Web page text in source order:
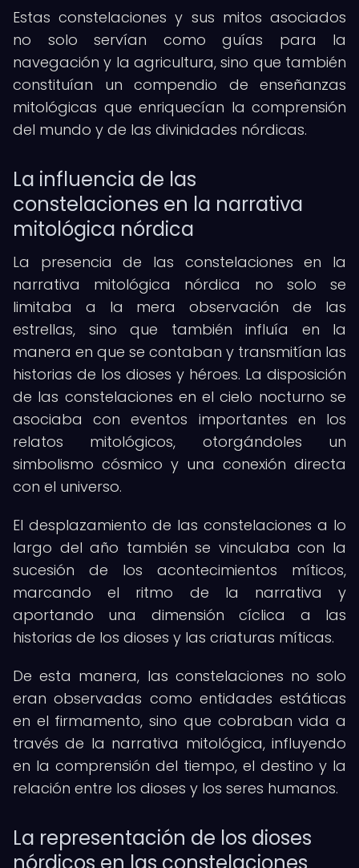
Estas constelaciones y sus mitos asociados
no solo servían como guías para la
navegación y la agricultura, sino que también
constituían un compendio de enseñanzas
mitológicas que enriquecían la comprensión
del mundo y de las divinidades nórdicas.
La influencia de las
constelaciones en la narrativa
mitológica nórdica
La presencia de las constelaciones en la
narrativa mitológica nórdica no solo se
limitaba a la mera observación de las
estrellas, sino que también influía en la
manera en que se contaban y transmitían las
historias de los dioses y héroes. La disposición
de las constelaciones en el cielo nocturno se
asociaba con eventos importantes en los
relatos mitológicos, otorgándoles un
simbolismo cósmico y una conexión directa
con el universo.
El desplazamiento de las constelaciones a lo
largo del año también se vinculaba con la
sucesión de los acontecimientos míticos,
marcando el ritmo de la narrativa y
aportando una dimensión cíclica a las
historias de los dioses y las criaturas míticas.
De esta manera, las constelaciones no solo
eran observadas como entidades estáticas
en el firmamento, sino que cobraban vida a
través de la narrativa mitológica, influyendo
en la comprensión del tiempo, el destino y la
relación entre los dioses y los seres humanos.
La representación de los dioses